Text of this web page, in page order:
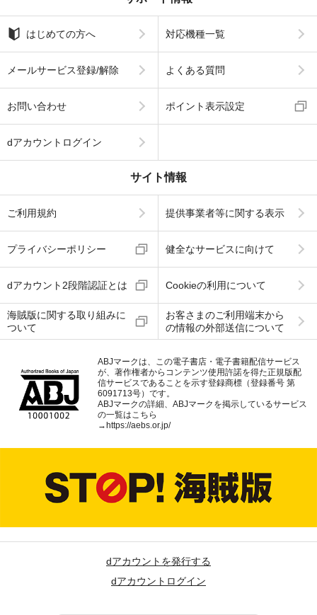
はじめての方へ 対応機種一覧
メールサービス登録/解除 よくある質問
お問い合わせ ポイント表示設定
dアカウントログイン
サイト情報
ご利用規約 提供事業者等に関する表示
プライバシーポリシー 健全なサービスに向けて
dアカウント2段階認証とは Cookieの利用について
海賊版に関する取り組みに
ついて
お客さまのご利用端末から
の情報の外部送信について
ABJマークは、この電子書店・電子書籍配信サービス
が、著作権者からコンテンツ使用許諾を得た正規版配
信サービスであることを示す登録商標（登録番号 第
6091713号）です。
ABJマークの詳細、ABJマークを掲示しているサービス
の一覧はこちら
→ https://aebs.or.jp/
dアカウントを発行する
dアカウントログイン